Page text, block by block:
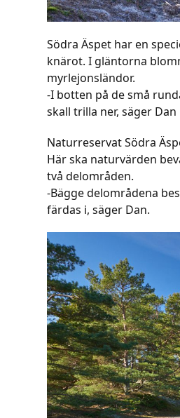
Södra Äspet har en
knärot. I gläntorna
myrlejonsländor.
-I botten på de små
skall trilla ner, säger
Naturreservat Södra
Här ska naturvärden
två delområden.
-Bägge delområdena
färdas i, säger Dan.